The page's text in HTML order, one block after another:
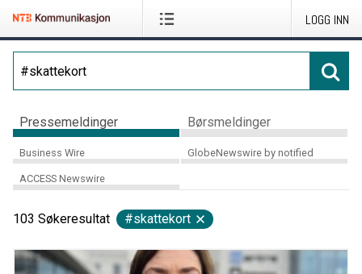
LOGG INN
Pressemeldinger Børsmeldinger
Business Wire GlobeNewswire by notified
ACCESS Newswire
103 Søkeresultat #skattekort